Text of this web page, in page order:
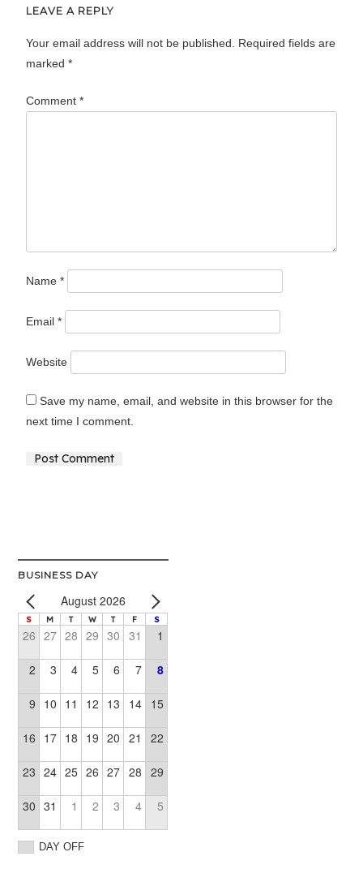
LEAVE A REPLY
Your email address will not be published. Required fields are
marked*
Comment*
Name*
Email*
Website
Save my name, email, and website in this browser for the
next time I comment.
BUSINESS DAY
August 2026
S M T W T F S
26 27 28 29 30 31 1
2 3 4 5 6 7 8
9 10 11 12 13 14 15
16 17 18 19 20 21 22
23 24 25 26 27 28 29
30 31 1 2 3 4 5
DAY OFF